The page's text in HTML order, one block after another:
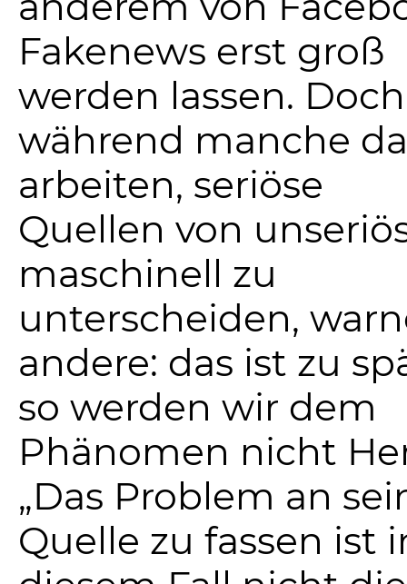
Fakenews erst groß
werden lassen. Doch
während manche
arbeiten, seriöse
Quellen von
maschinell zu
unterscheiden,
andere: das ist zu
so werden wir dem
Phänomen nicht
„Das Problem an
Quelle zu fassen ist